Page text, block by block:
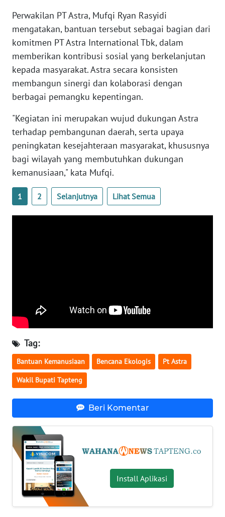
Perwakilan PT Astra, Mufqi Ryan Rasyidi
mengatakan, bantuan tersebut sebagai bagian dari
komitmen PT Astra International Tbk, dalam
memberikan kontribusi sosial yang berkelanjutan
kepada masyarakat. Astra secara konsisten
membangun sinergi dan kolaborasi dengan
berbagai pemangku kepentingan.
"Kegiatan ini merupakan wujud dukungan Astra
terhadap pembangunan daerah, serta upaya
peningkatan kesejahteraan masyarakat, khususnya
bagi wilayah yang membutuhkan dukungan
kemanusiaan," kata Mufqi.
1 2 Selanjutnya Lihat Semua
Tag:
Bantuan Kemanusiaan Bencana Ekologis Pt Astra
Wakil Bupati Tapteng
Beri Komentar
Install Aplikasi
NTB
WN
SULTENG
SULBAR
WN
BABEL
WN
SUMBAR
WN
SUMSEL
JATENG
NUSANTARA
WN
JOGJA
WN
BALI
WN
KALBAR